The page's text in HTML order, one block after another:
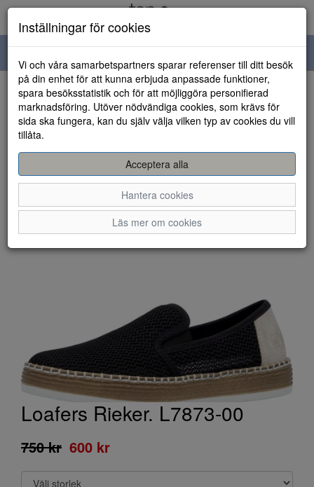
navigation
HEM
Loafers Rieker. L7873-00
750 kr 600 kr
Inställningar för cookies
Vi och våra samarbetspartners sparar referenser till ditt besök
på din enhet för att kunna erbjuda anpassade funktioner,
spara besöksstatistik och för att möjliggöra personifierad
marknadsföring. Utöver nödvändiga cookies, som krävs för
sida ska fungera, kan du själv välja vilken typ av cookies du vill
tillåta.
Acceptera alla
Hantera cookies
Läs mer om cookies